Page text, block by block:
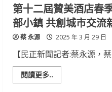
第十二屆贊美酒店春
部小鎮 共創城市交流
蔡 永源 2025 年 3 月 29 日
【民正新聞記者:蔡永源，
閱讀更多..
more